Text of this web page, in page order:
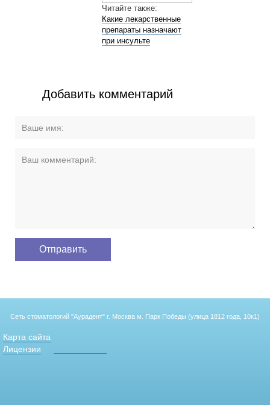
Читайте также:
Какие лекарственные
препараты назначают
при инсульте
Добавить комментарий
Сеть стоматологий "Аурадент" г. Москва м. Парк Победы (улица 1812 года, 10к1)
Карта сайта
Лицензии